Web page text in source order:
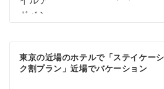
ビ
ゲ
ー
東京の近場のホテルで「ステイケー
ク割プラン」近場でバケーション